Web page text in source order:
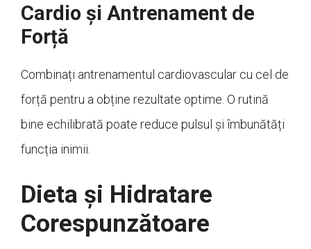
Cardio și Antrenament de
Forță
Combinați antrenamentul cardiovascular cu cel de
forță pentru a obține rezultate optime. O rutină
bine echilibrată poate reduce pulsul și îmbunătăți
funcția inimii.
Dieta și Hidratare
Corespunzătoare